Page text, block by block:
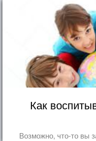
Как
Возможно, что-то вы